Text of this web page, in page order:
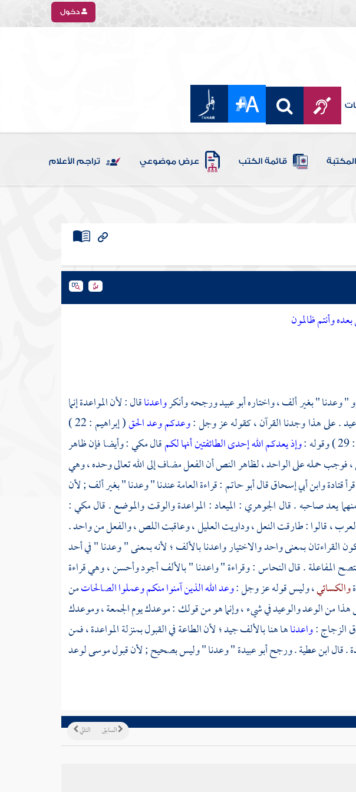
دخول
قائمة الكتب عرض موضوعي تراجم الأعلام
وأنتم ظالمون
" وعدنا " بغير ألف ، واختارهأبو عبيدورجحه وأنكرواعدناقال : لأن المواعدة إنما
. على هذا وجدنا القرآن ، كقوله عز وجل :وعدكم وعد الحق
( إبراهيم : 22 )
: وإذ يعدكم الله إحدى الطائفتين أنها لكمقالمكي: وأيضا فإن ظاهر
، فوجب حمله على الواحد ، لظاهر النص أن الفعل مضاف إلى الله تعالى وحده ، وهي
قتادةوابن أبي إسحاققالأبو حاتم: قراءة العامة عندنا " وعدنا " بغير ألف ; لأن
يعد صاحبه . قالالجوهري: الميعاد : المواعدة والوقت والموضع . قالمكي:
العرب ، قالوا : طارقت النعل ، وداويت العليل ، وعاقبت اللص ، والفعل من واحد .
القراءتان بمعنى واحد والاختيار واعدنا بالألف ؛ لأنه بمعنى " وعدنا " في أحد
المفاعلة . قالالنحاس: وقراءة " واعدنا " بالألف أجود وأحسن ، وهي قراءة
والكسائي، وليس قوله عز وجل :وعد الله الذين آمنوا منكم وعملوا الصالحاتمن
هذا من الوعد والوعيد في شيء ، وإنما هو من قولك : موعدك يوم الجمعة ، وموعدك
الزجاج:واعدناها هنا بالألف جيد ؛ لأن الطاعة في القبول بمنزلة المواعدة ، فمن
. قالابن عطية. ورجحأبو عبيدة" وعدنا " وليس بصحيح ; لأن قبولموسىلوعد
التالي السابق